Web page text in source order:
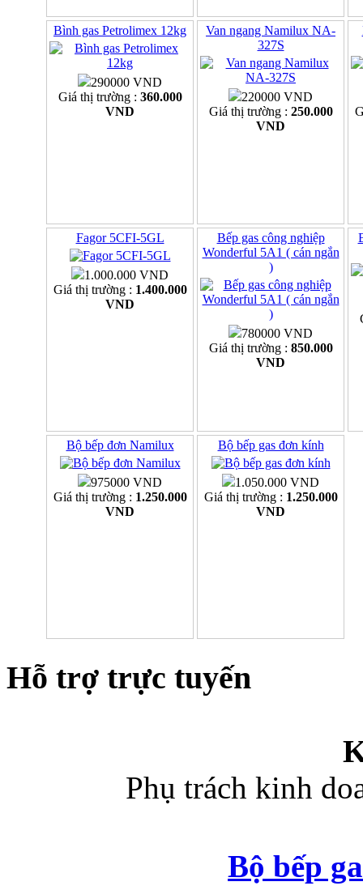
Bình gas Petrolimex 12kg
290000 VND
Giá thị trường : 360.000
VND
Van ngang Namilux NA-
327S
220000 VND
Giá thị trường : 250.000
VND
Fagor 5CFI-5GL
1.000.000 VND
Giá thị trường : 1.400.000
VND
Bếp gas công nghiệp
Wonderful 5A1 ( cán ngắn
)
780000 VND
Giá thị trường : 850.000
VND
Bộ bếp đơn Namilux
975000 VND
Giá thị trường : 1.250.000
VND
Bộ bếp gas đơn kính
1.050.000 VND
Giá thị trường : 1.250.000
VND
Hỗ trợ trực tuyến
Phụ trách kinh
Bộ bếp